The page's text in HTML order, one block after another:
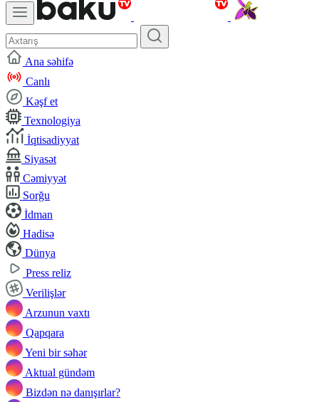
Ana səhifə
Canlı
Kəşf et
Texnologiya
İqtisadiyyat
Siyasət
Cəmiyyət
Sorğu
İdman
Hadisə
Dünya
Press reliz
Verilişlər
Arzunun vaxtı
Qapqara
Yeni bir səhər
Aktual gündəm
Bizdən nə danışırlar?